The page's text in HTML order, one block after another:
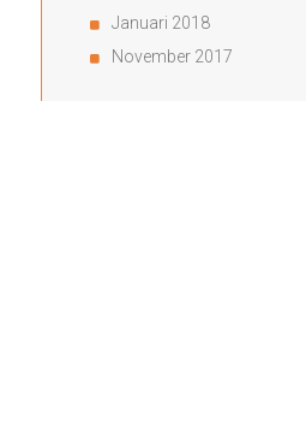
Januari 2018
November 2017